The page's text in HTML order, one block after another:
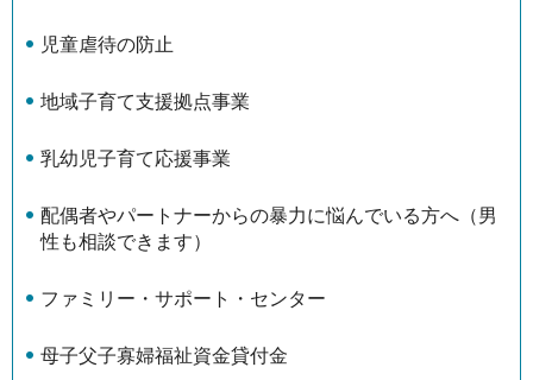
児童虐待の防止
地域子育て支援拠点事業
乳幼児子育て応援事業
配偶者やパートナーからの暴力に悩んでいる方へ（男
性も相談できます）
ファミリー・サポート・センター
母子父子寡婦福祉資金貸付金